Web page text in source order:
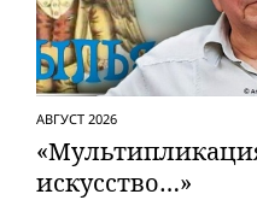
АВГУСТ 2026
искусство…»